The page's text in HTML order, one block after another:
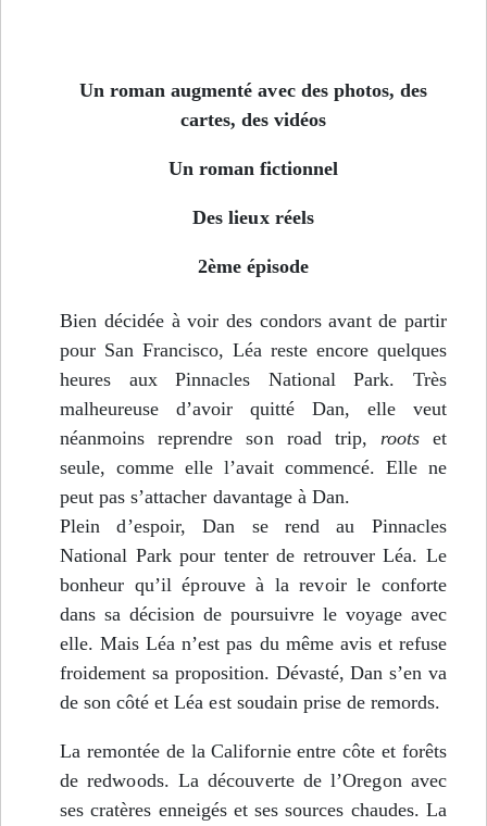
Un roman augmenté avec des photos, des
cartes, des vidéos
Un roman fictionnel
Des lieux réels
2ème épisode
Bien décidée à voir des condors avant de partir
pour San Francisco, Léa reste encore quelques
heures aux Pinnacles National Park. Très
malheureuse d’avoir quitté Dan, elle veut
néanmoins reprendre son road trip, rootset
seule, comme elle l’avait commencé. Elle ne
peut pas s’attacher davantage à Dan.
Plein d’espoir, Dan se rend au Pinnacles
National Park pour tenter de retrouver Léa. Le
bonheur qu’il éprouve à la revoir le conforte
dans sa décision de poursuivre le voyage avec
elle. Mais Léa n’est pas du même avis et refuse
froidement sa proposition. Dévasté, Dan s’en va
de son côté et Léa est soudain prise de remords.
La remontée de la Californie entre côte et forêts
de redwoods. La découverte de l’Oregon avec
ses cratères enneigés et ses sources chaudes. La